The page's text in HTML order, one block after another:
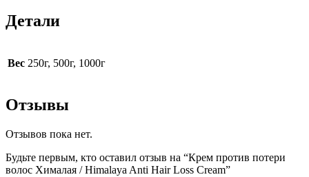
Детали
Вес 250г, 500г, 1000г
Отзывы
Отзывов пока нет.
Будьте первым, кто оставил отзыв на “Крем против потери
волос Хималая / Himalaya Anti Hair Loss Cream”